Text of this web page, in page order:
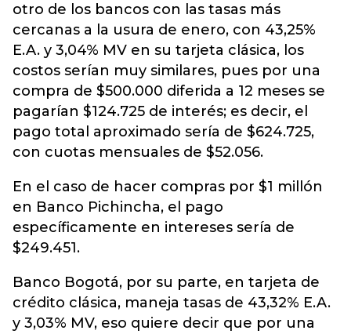
otro de los bancos con las tasas más
cercanas a la usura de enero, con 43,25%
E.A. y 3,04% MV en su tarjeta clásica, los
costos serían muy similares, pues por una
compra de $500.000 diferida a 12 meses se
pagarían $124.725 de interés; es decir, el
pago total aproximado sería de $624.725,
con cuotas mensuales de $52.056.
En el caso de hacer compras por $1 millón
en Banco Pichincha, el pago
específicamente en intereses sería de
$249.451.
Banco Bogotá, por su parte, en tarjeta de
crédito clásica, maneja tasas de 43,32% E.A.
y 3,03% MV, eso quiere decir que por una